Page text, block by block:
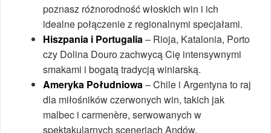
poznasz różnorodność włoskich win i ich
idealne połączenie z regionalnymi specjałami.
Hiszpania i Portugalia– Rioja, Katalonia, Porto
czy Dolina Douro zachwycą Cię intensywnymi
smakami i bogatą tradycją winiarską.
Ameryka Południowa– Chile i Argentyna to raj
dla miłośników czerwonych win, takich jak
malbec i carmenère, serwowanych w
spektakularnych sceneriach Andów.